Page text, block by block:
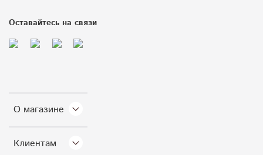
О магазине
Клиентам
Оставайтесь на связи